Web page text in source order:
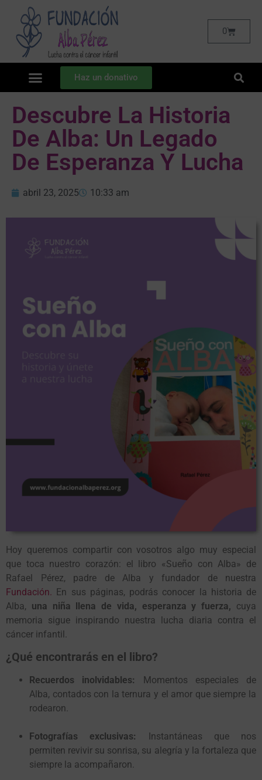
0
Haz un donativo
Descubre La Historia
De Alba: Un Legado
De Esperanza Y Lucha
abril 23, 2025 10:33 am
Hoy queremos compartir con vosotros algo muy especial
que toca nuestro corazón: el libro «Sueño con Alba» de
Rafael Pérez, padre de Alba y fundador de nuestra
Fundación. En sus páginas, podrás conocer la historia de
Alba, una niña llena de vida, esperanza y fuerza, cuya
memoria sigue inspirando nuestra lucha diaria contra el
cáncer infantil.
¿Qué encontrarás en el libro?
Recuerdos inolvidables:
Momentos especiales de
Alba, contados con la ternura y el amor que siempre la
rodearon.
Fotografías exclusivas:
Instantáneas que nos
permiten revivir su sonrisa, su alegría y la fortaleza que
siempre la acompañaron.